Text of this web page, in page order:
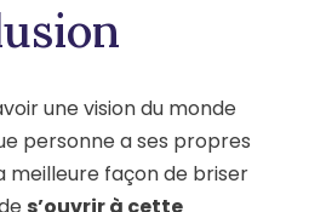
une vision du monde
personne a ses propres
meilleure façon de briser